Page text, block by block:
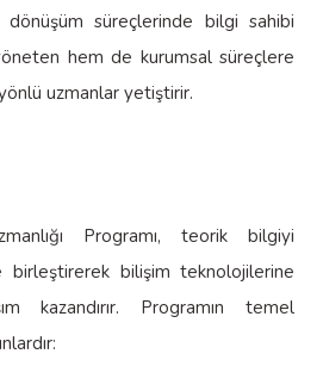
süreçlerinde bilgi sahibi
hem de kurumsal süreçlere
uzmanlar yetiştirir.
Programı, teorik bilgiyi
birleştirerek bilişim teknolojilerine
kazandırır. Programın temel